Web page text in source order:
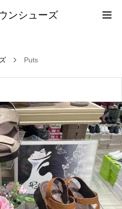
ンシューズ
Puts